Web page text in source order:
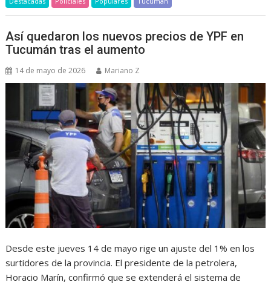
Así quedaron los nuevos precios de YPF en
Tucumán tras el aumento
14 de mayo de 2026 Mariano Z
Desde este jueves 14 de mayo rige un ajuste del 1% en los
surtidores de la provincia. El presidente de la petrolera,
Horacio Marín, confirmó que se extenderá el sistema de